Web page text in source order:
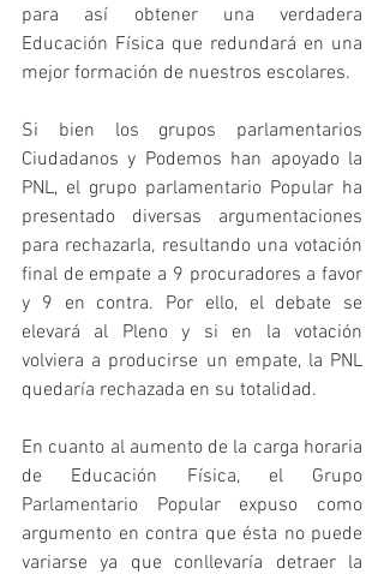
para así obtener una verdadera
Educación Física que redundará en una
mejor formación de nuestros escolares.
Si bien los grupos parlamentarios
Ciudadanos y Podemos han apoyado la
PNL, el grupo parlamentario Popular ha
presentado diversas argumentaciones
para rechazarla, resultando una votación
final de empate a 9 procuradores a favor
y 9 en contra. Por ello, el debate se
elevará al Pleno y si en la votación
volviera a producirse un empate, la PNL
quedaría rechazada en su totalidad.
En cuanto al aumento de la carga horaria
de Educación Física, el Grupo
Parlamentario Popular expuso como
argumento en contra que ésta no puede
variarse ya que conllevaría detraer la